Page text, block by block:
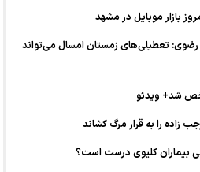
بازار موبایل در مشهد
تعطیلی‌های زمستان امسال می‌تواند
شد+ ویدئو
زاده را به قرار مرگ کشاند
بیماران کلیوی درست است؟